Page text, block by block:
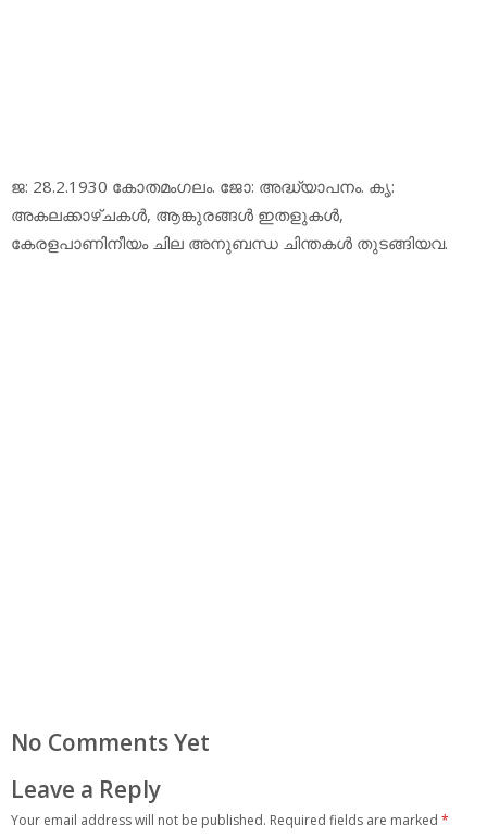
ജ: 28.2.1930 കോതമംഗലം. ജോ: അദ്ധ്യാപനം. കൃ:
അകലക്കാഴ്ചകള്‍, ആങ്കുരങ്ങള്‍ ഇതളുകള്‍,
കേരളപാണിനീയം ചില അനുബന്ധ ചിന്തകള്‍ തുടങ്ങിയവ.
No Comments Yet
Leave a Reply
Your email address will not be published. Required fields are marked *